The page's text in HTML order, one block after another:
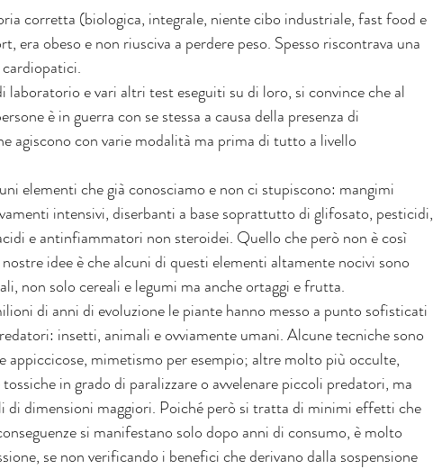
corretta (biologica, integrale, niente cibo industriale, fast food e
era obeso e non riusciva a perdere peso. Spesso riscontrava una
laboratorio e vari altri test eseguiti su di loro, si convince che al
è in guerra con se stessa a causa della presenza di
agiscono con varie modalità ma prima di tutto a livello
elementi che già conosciamo e non ci stupiscono: mangimi
intensivi, diserbanti a base soprattutto di glifosato, pesticidi,
e antinfiammatori non steroidei. Quello che però non è così
idee è che alcuni di questi elementi altamente nocivi sono
non solo cereali e legumi ma anche ortaggi e frutta.
di anni di evoluzione le piante hanno messo a punto sofisticati
insetti, animali e ovviamente umani. Alcune tecniche sono
appiccicose, mimetismo per esempio; altre molto più occulte,
in grado di paralizzare o avvelenare piccoli predatori, ma
di dimensioni maggiori. Poiché però si tratta di minimi effetti che
si manifestano solo dopo anni di consumo, è molto
se non verificando i benefici che derivano dalla sospensione